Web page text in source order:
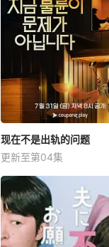
现在不是出轨的问题
更新至第04集